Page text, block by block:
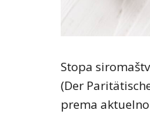
Stopa
(Der
prema